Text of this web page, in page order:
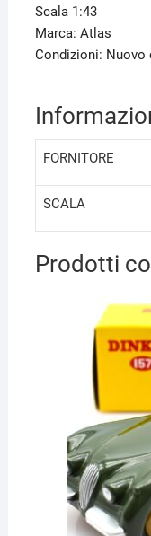
Scala 1:43
Marca: Atlas
Condizioni: Nuovo
FORNITORE
SCALA
Prodotti